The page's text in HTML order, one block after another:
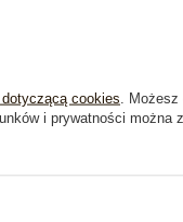
Granatowa letnia
cookies .
i prywatności można